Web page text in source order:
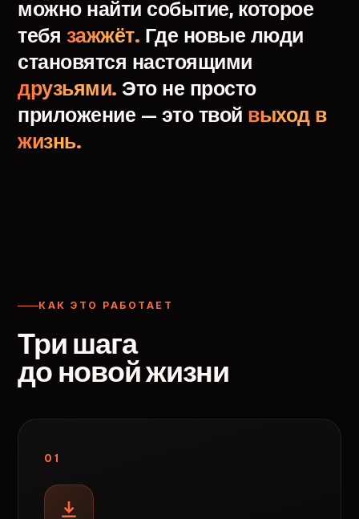
можно найти событие, которое
тебя зажжёт. Где новые люди
становятся настоящими
друзьями. Это не просто
приложение — это твой выход в
жизнь.
КАК ЭТО РАБОТАЕТ
Три шага
до новой жизни
01